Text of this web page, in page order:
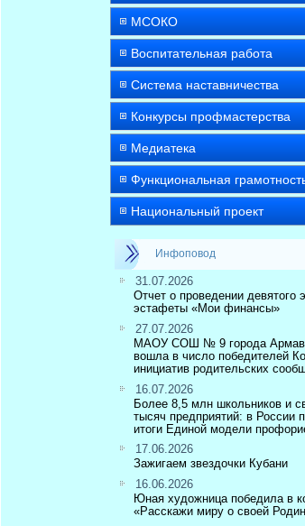
МСОКО
Воспитательная работа
Система наставничества
Конкурсы профмастерства
Медиатека
Функциональная
Национальный проект
Инфоповод
31.07.2026
Отчет о проведении девятого
эстафеты «Мои финансы»
27.07.2026
МАОУ СОШ № 9 города
вошла в число победителей
инициатив родительских
16.07.2026
Более 8,5 млн школьников и
тысяч предприятий: в России
итоги Единой модели
17.06.2026
Зажигаем звездочки Кубани
16.06.2026
Юная художница победила в
«Расскажи миру о своей